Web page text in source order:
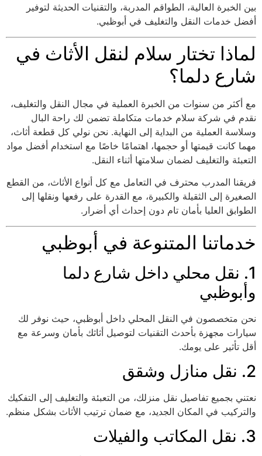
بين الخبرة العالية، الطواقم المدربة، والتقنيات الحديثة لتوفير
أفضل خدمات النقل والتغليف في أبوظبي.
لماذا تختار سلام لنقل الأثاث في
شارع دلما؟
مع أكثر من سنوات من الخبرة العملية في مجال النقل والتغليف،
نقدم في شركة سلام خدمات متكاملة تضمن لك راحة البال
وسلاسة العملية من البداية إلى النهاية. نحن نولي كل قطعة أثاث،
مهما كانت قيمتها أو حجمها، اهتمامًا خاصًا مع استخدام أفضل مواد
التعبئة والتغليف لضمان سلامتها أثناء النقل.
فريقنا المدرب محترف في التعامل مع كل أنواع الأثاث، من القطع
الصغيرة إلى الثقيلة والكبيرة، مع القدرة على رفعها ونقلها إلى
الطوابق العليا بأمان تام دون إحداث أي أضرار.
خدماتنا المتنوعة في أبوظبي
1. نقل محلي داخل شارع دلما
وأبوظبي
نحن متخصصون في النقل المحلي داخل أبوظبي، حيث نوفر لك
سيارات مجهزة بأحدث التقنيات لتوصيل أثاثك بأمان وسرعة مع
أقل تأثير على يومك.
2. نقل منازل وشقق
نعتني بجميع تفاصيل نقل منزلك، من التعبئة والتغليف إلى التفكيك
والتركيب في المكان الجديد، مع ضمان ترتيب الأثاث بشكل منظم.
3. نقل المكاتب والفيلات